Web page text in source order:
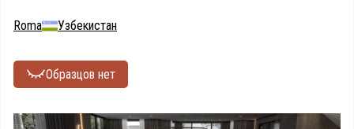
Roma Узбекистан
Образцов нет